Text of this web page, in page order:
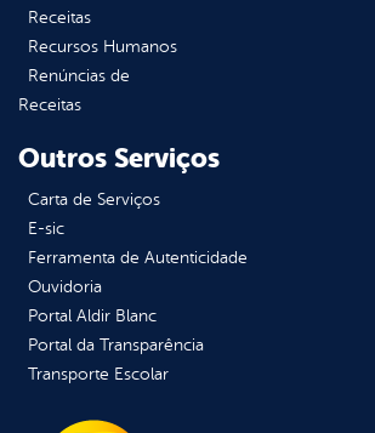
Receitas
Recursos Humanos
Renúncias de
Receitas
Outros Serviços
Carta de Serviços
E-sic
Ferramenta de Autenticidade
Ouvidoria
Portal Aldir Blanc
Portal da Transparência
Transporte Escolar